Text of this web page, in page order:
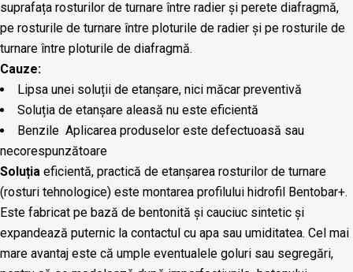
suprafața rosturilor de turnare între radier și perete diafragmă,
pe rosturile de turnare între ploturile de radier și pe rosturile de
turnare între ploturile de diafragmă.
Cauze:
Lipsa unei soluții de etanșare, nici măcar preventivă
Soluția de etanșare aleasă nu este eficientă
Benzile Aplicarea produselor este defectuoasă sau
necorespunzătoare
Soluția eficientă, practică de etanșarea rosturilor de turnare
(rosturi tehnologice) este montarea profilului hidrofil Bentobar+.
Este fabricat pe bază de bentonită și cauciuc sintetic și
expandează puternic la contactul cu apa sau umiditatea. Cel mai
mare avantaj este că umple eventualele goluri sau segregări,